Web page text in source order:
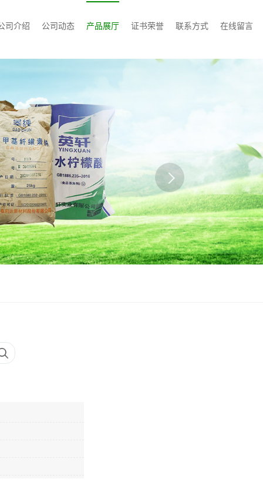
司介绍 公司动态 产品展厅 证书荣誉 联系方式 在线留言